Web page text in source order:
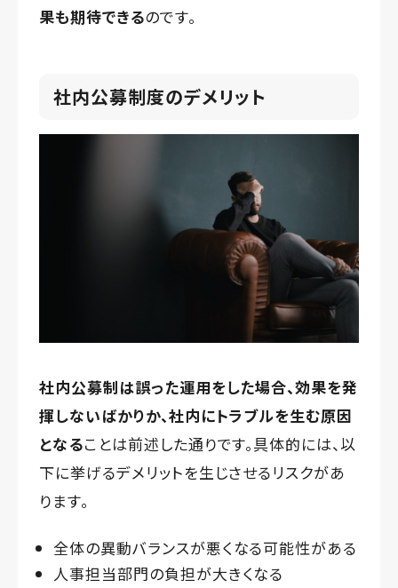
果も期待できるのです。
社内公募制度のデメリット
社内公募制は誤った運用をした場合、効果を発
揮しないばかりか、社内にトラブルを生む原因
となることは前述した通りです。具体的には、以
下に挙げるデメリットを生じさせるリスクがあ
ります。
全体の異動バランスが悪くなる可能性がある
人事担当部門の負担が大きくなる